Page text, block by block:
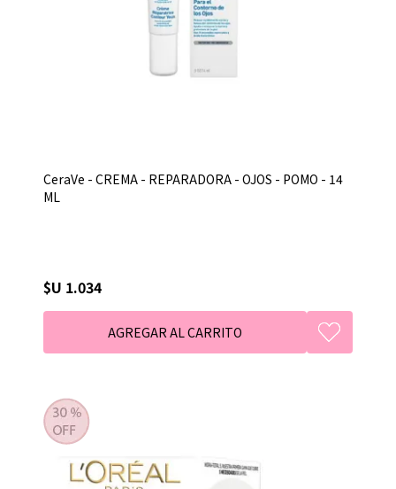
CeraVe - CREMA - REPARADORA - OJOS - POMO - 14
ML
$U 1.034